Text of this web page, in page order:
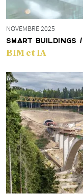
NOVEMBRE 2025
SMART BUILDINGS
BIM et IA